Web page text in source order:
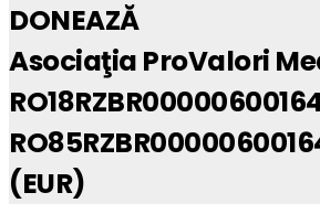
DONEAZĂ
Asociaţia ProValori
(EUR)